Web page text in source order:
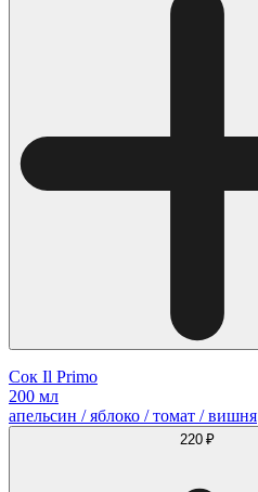
Сок Il Primo
200 мл
апельсин / яблоко / томат / вишня
220 ₽